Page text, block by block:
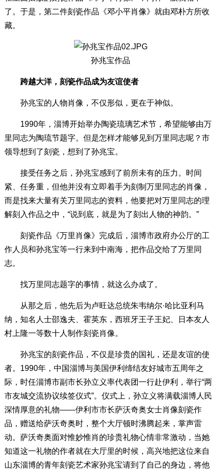
了。于是，第二件刻瓷作品《邓小平肖像》就由邓朴方所收
藏。
孙兆宝作品
跨越大洋，刻瓷作品成为友谊使者
孙兆宝的人物肖像，不仅形似，更在于神似。
1990年，淄博开始举办陶瓷琉璃艺术节，希望能够由万
里同志为陶琉节题字。但是怎样才能够见到万里同志呢？市
领导想到了刻瓷，想到了孙兆宝。
接受任务之后，孙兆宝感到了前所未有的压力。时间
紧、任务重，但他并没有立即着手为刻制万里同志的肖像，
而是找来大量有关万里同志的资料，他要把对万里同志的理
解刻入作品之中，“说到底，就是为了刻出人物的神韵。”
刻瓷作品《万里肖像》完成后，淄博市政府办公厅的工
作人员和孙兆宝等一行来到中南海，把作品交给了万里同
志。
找万里同志题字的事情，就这么办成了。
从那之后，他先后为卢旺达总统朱韦纳尔·哈比亚利马
纳，知名人士邵逸夫、霍英东，西班牙王子王妃、日本友人
村上隆一等数十人制作刻瓷肖像。
孙兆宝的刻瓷作品，不仅是珍贵的国礼，还是友谊的使
者。1990年，中国淄博与美国伊利缔结友好城市五周年之
际，时任淄博市副市长孙立义率代表团一行赴伊利，举行“两
市友城交流协议续签仪式”。仪式上，孙立义将满载淄博人民
深情厚意的礼物——伊利市市长萨沃奇奥女士肖像刻瓷作
品，赠送给萨沃奇奥时，整个大厅顿时沸腾起来，掌声雷
动。萨沃奇奥面对惟妙惟肖的珍贵礼物心情非常激动，当她
知道这一礼物的作者就在大厅里的时候，高兴地把这位来自
山东淄博的青年刻瓷艺术家孙兆宝请到了自己的身边，将他